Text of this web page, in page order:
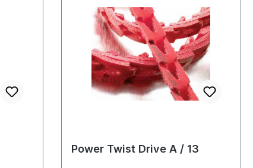
Power Twist Drive A / 13